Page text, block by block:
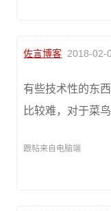
佐言博客 2018-02-
有些技术性的东
比较难，对于菜
跟帖来自电脑端